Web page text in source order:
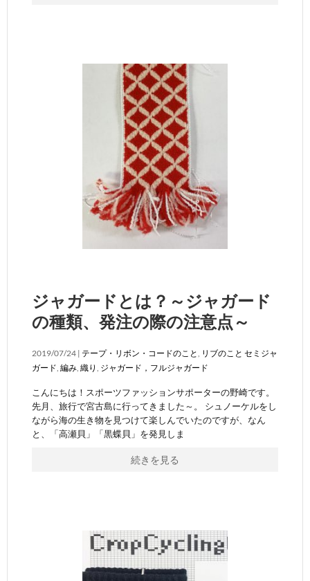
ジャガードとは？～ジャガード
の種類、発注の際の注意点～
2019/07/24 | テープ・リボン・コードのこと, リブのこと セミジャ
ガード, 編み, 織り , ジャガード，フルジャガード
こんにちは！スポーツファッションサポーターの野崎です。
先月、旅行で宮古島に行ってきました～。 シュノーケルをし
ながら海の生き物を見つけて楽しんでいたのですが、なん
と、「高瀬貝」「黒蝶貝」を発見しま
続きを見る